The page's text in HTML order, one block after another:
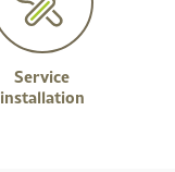
Service
installation